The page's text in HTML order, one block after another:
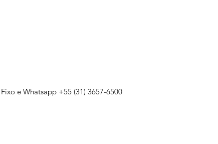
Fixo e Whatsapp +55 (31) 3657-6500